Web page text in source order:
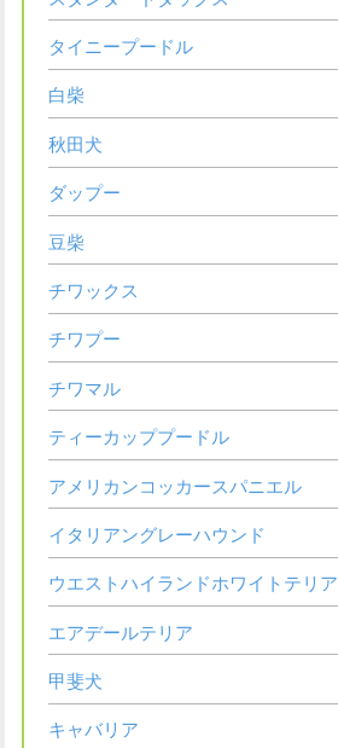
タイニープードル
白柴
秋田犬
ダップー
豆柴
チワックス
チワプー
チワマル
ティーカッププードル
アメリカンコッカースパニエル
イタリアングレーハウンド
ウエストハイランドホワイトテリア
エアデールテリア
甲斐犬
キャバリア